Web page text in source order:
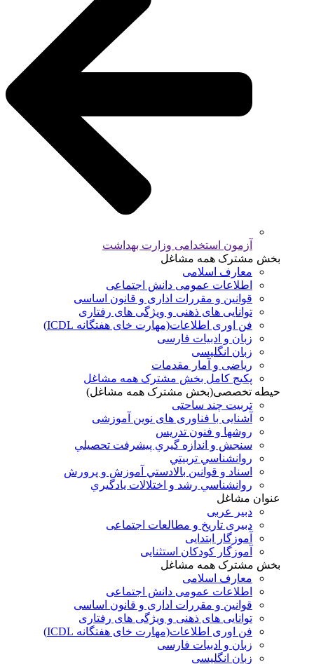
آزمون استخدامی وزارت بهداشت
بخش مشترک همه مشاغل
معارف اسلامی
اطلاعات عمومی دانش اجتماعی
قوانین و مقررات اداری و قانون اساسی
توانایی های ذهنی و ویژگی های رفتاری
فن اوری اطلاعات(مهارت خای هفتگانه ICDL)
زبان و ادبیات فارسی
زبان انگلیسی
ریاضی و آمار مقدمات
پکیج کامل بخش مشترک همه مشاغل
حیطه تخصصی(بخش مشترک همه مشاغل)
تربیت چند ساحتی
آشنایی با فناوری های نوین آموزشی
روشها و فنون تدريس
سنجش و اندازه گيري پيشرفت تحصيلي
روانشناسي تربيتي
اسناد و قوانين بالادستي آموزش و پرورش
روانشناسي رشد و اختلالات يادگيري
عنوان مشاغل
دبير عربی
دبیری تاریخ و مطالعات اجتماعی
آموزگار ابتدایی
آموزگار کودکان استثنایی
بخش مشترک همه مشاغل
معارف اسلامی
اطلاعات عمومی دانش اجتماعی
قوانین و مقررات اداری و قانون اساسی
توانایی های ذهنی و ویژگی های رفتاری
فن اوری اطلاعات(مهارت خای هفتگانه ICDL)
زبان و ادبیات فارسی
زبان انگلیسی